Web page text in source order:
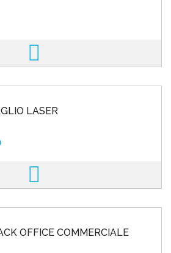
LASER
OFFICE COMMERCIALE